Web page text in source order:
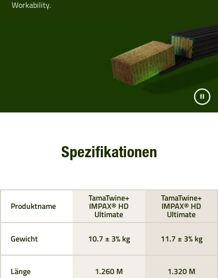
Workability.
Spezifikationen
Produktname
Gewicht
Länge
TamaTwine+
IMPAX® HD
Ultimate
TamaTwine+
IMPAX® HD
Ultimate
10.7 ± 3% kg 11.7 ± 3% kg
1.260 M 1.320 M